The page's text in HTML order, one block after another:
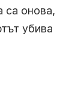
са онова,
убива